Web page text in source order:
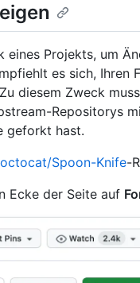
eines Projekts, um
es sich,
diesem Zweck
Repositorys
geforkt hast.
octocat/Spoon-Knife-
Ecke der Seite auf